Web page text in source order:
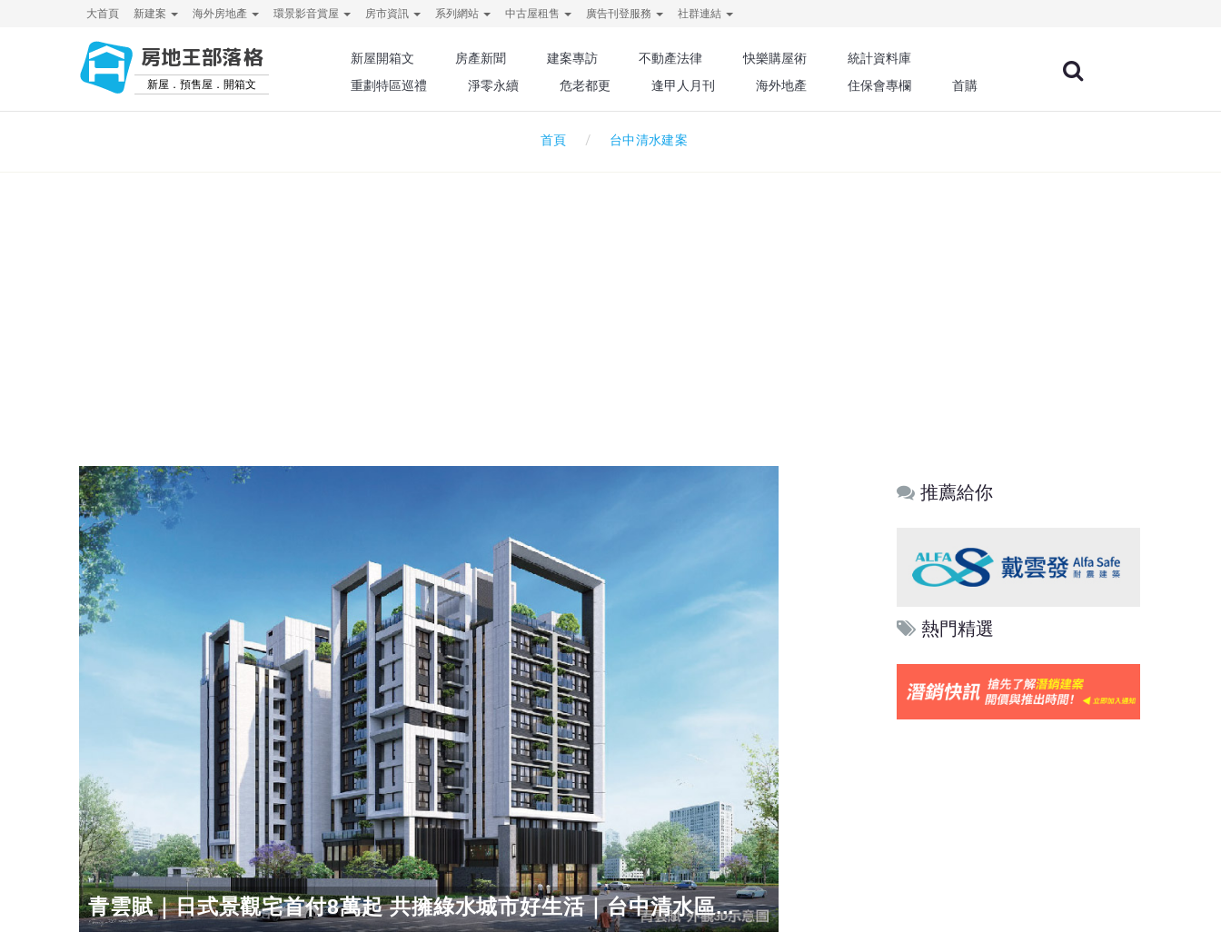
大首頁 新建案 海外房地產 環景影音賞屋 房市資訊 系列網站 中古屋租售 廣告刊登服務 社群連結
房地王部落格
新屋．預售屋．開箱文
新屋開箱文 房產新聞 建案專訪 不動產法律 快樂購屋術
統計資料庫
重劃特區巡禮
淨零永續 危老都更 逢甲人月刊 海外地產 住保會專欄 首購
首頁 台中清水建案
青雲賦｜日式景觀宅首付8萬起 共擁綠水城市好生活｜台中清水區...
推薦給你
熱門精選